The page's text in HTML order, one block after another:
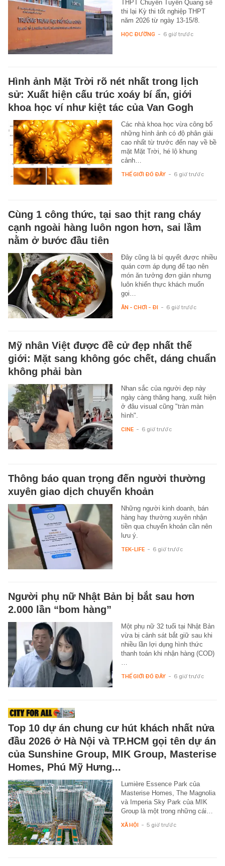
THPT Chuyên Tuyên Quang sẽ
thi lại Kỳ thi tốt nghiệp THPT
năm 2026 từ ngày 13-15/8.
HỌC ĐƯỜNG - 6 giờ trước
Hình ảnh Mặt Trời rõ nét nhất trong lịch
sử: Xuất hiện cấu trúc xoáy bí ẩn, giới
khoa học ví như kiệt tác của Van Gogh
Các nhà khoa học vừa công bố
những hình ảnh có độ phân giải
cao nhất từ trước đến nay về bề
mặt Mặt Trời, hé lộ khung
cảnh…
THẾ GIỚI ĐÓ ĐÂY - 6 giờ trước
Cùng 1 công thức, tại sao thịt rang cháy
cạnh ngoài hàng luôn ngon hơn, sai lầm
nằm ở bước đầu tiên
Đây cũng là bí quyết được nhiều
quán cơm áp dụng để tạo nên
món ăn tưởng đơn giản nhưng
luôn khiến thực khách muốn
gọi…
ĂN - CHƠI - ĐI - 6 giờ trước
Mỹ nhân Việt được đề cử đẹp nhất thế
giới: Mặt sang không góc chết, dáng chuẩn
không phải bàn
Nhan sắc của người đẹp này
ngày càng thăng hạng, xuất hiện
ở đâu visual cũng "tràn màn
hình".
CINE - 6 giờ trước
Thông báo quan trọng đến người thường
xuyên giao dịch chuyển khoản
Những người kinh doanh, bán
hàng hay thường xuyên nhận
tiền qua chuyển khoản cần nên
lưu ý.
TEK-LIFE - 6 giờ trước
Người phụ nữ Nhật Bản bị bắt sau hơn
2.000 lần “bom hàng”
Một phụ nữ 32 tuổi tại Nhật Bản
vừa bị cảnh sát bắt giữ sau khi
nhiều lần lợi dụng hình thức
thanh toán khi nhận hàng (COD)
…
THẾ GIỚI ĐÓ ĐÂY - 6 giờ trước
Top 10 dự án chung cư hút khách nhất nửa
đầu 2026 ở Hà Nội và TP.HCM gọi tên dự án
của Sunshine Group, MIK Group, Masterise
Homes, Phú Mỹ Hưng...
Lumière Essence Park của
Masterise Homes, The Magnolia
và Imperia Sky Park của MIK
Group là một trong những cái…
XÃ HỘI - 5 giờ trước